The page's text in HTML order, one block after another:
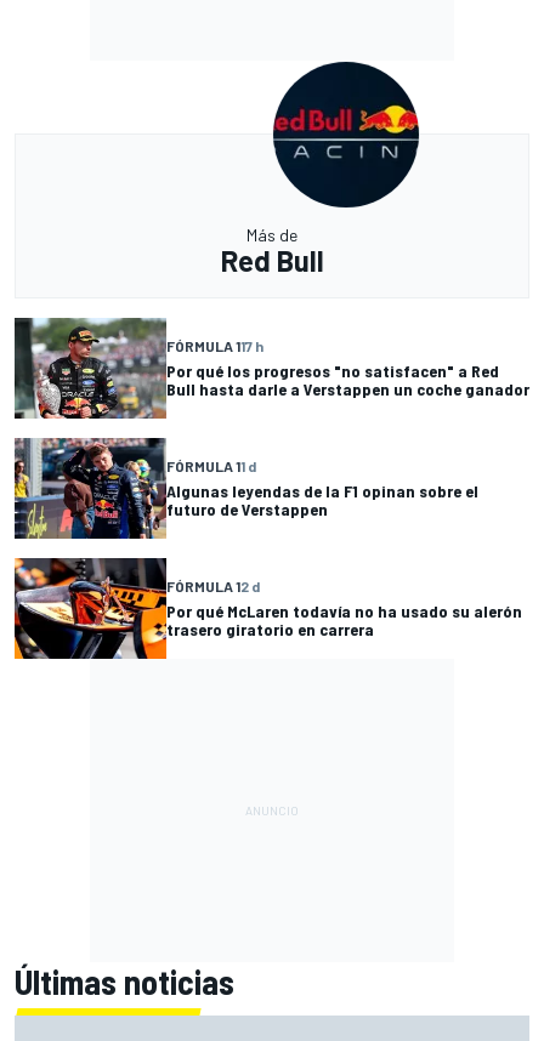
Más de
Red Bull
FÓRMULA 117 h
Por qué los progresos "no satisfacen" a Red
Bull hasta darle a Verstappen un coche ganador
FÓRMULA 11 d
Algunas leyendas de la F1 opinan sobre el
futuro de Verstappen
FÓRMULA 12 d
Por qué McLaren todavía no ha usado su alerón
trasero giratorio en carrera
Últimas noticias